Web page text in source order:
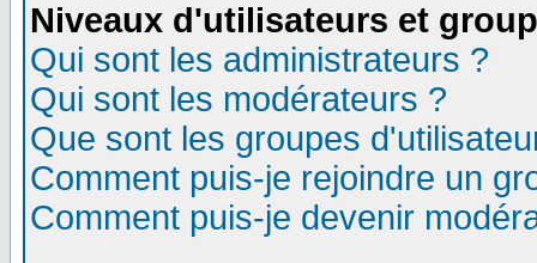
Niveaux d'utilisateurs et
Qui sont les administrateurs ?
Qui sont les modérateurs ?
Que sont les groupes
Comment puis-je rejoindre un
Comment puis-je devenir